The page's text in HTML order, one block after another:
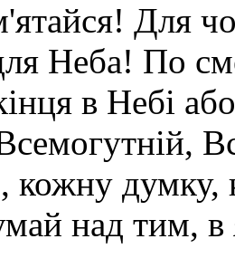
Для
Неба! По
в Небі
кожну
над тим, в